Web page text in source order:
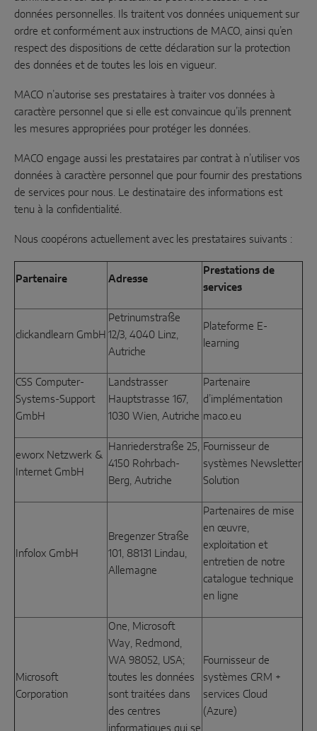
données personnelles. Ils traitent vos données uniquement sur
ordre et conformément aux instructions de MACO, ainsi qu’en
respect des dispositions de cette déclaration sur la protection
des données et de toutes les lois en vigueur.
MACO n’autorise ses prestataires à traiter vos données à
caractère personnel que si elle est convaincue qu’ils prennent
les mesures appropriées pour protéger les données.
MACO engage aussi les prestataires par contrat à n’utiliser vos
données à caractère personnel que pour fournir des prestations
de services pour nous. Le destinataire des informations est
tenu à la confidentialité.
Nous coopérons actuellement avec les prestataires suivants :
Partenaire Adresse
Prestations de
services
clickandlearn GmbH
Petrinumstraße
12/3, 4040 Linz,
Autriche
Plateforme E-
learning
CSS Computer-
Systems-Support
GmbH
Landstrasser
Hauptstrasse 167,
1030 Wien, Autriche
Partenaire
d’implémentation
maco.eu
eworx Netzwerk &
Internet GmbH
Hanriederstraße 25,
4150 Rohrbach-
Berg, Autriche
Fournisseur de
systèmes Newsletter
Solution
Infolox GmbH
Bregenzer Straße
101, 88131 Lindau,
Allemagne
Partenaires de mise
en œuvre,
exploitation et
entretien de notre
catalogue technique
en ligne
Microsoft
Corporation
One, Microsoft
Way, Redmond,
WA 98052, USA;
toutes les données
sont traitées dans
des centres
informatiques qui se
Fournisseur de
systèmes CRM +
services Cloud
(Azure)